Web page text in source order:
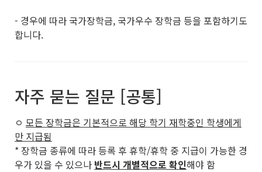
- 경우에 따라 국가장학금, 국가우수 장학금 등을 포함하기도
합니다.
자주 묻는 질문 [공통]
ㅇ 모든 장학금은 기본적으로 해당 학기 재학중인 학생에게
만 지급됨
* 장학금 종류에 따라 등록 후 휴학/휴학 중 지급이 가능한 경
우가 있을 수 있으나 반드시 개별적으로 확인해야 함